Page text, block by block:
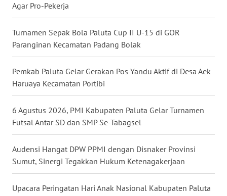
Agar Pro-Pekerja
Turnamen Sepak Bola Paluta Cup II U-15 di GOR
Paranginan Kecamatan Padang Bolak
Pemkab Paluta Gelar Gerakan Pos Yandu Aktif di Desa Aek
Haruaya Kecamatan Portibi
6 Agustus 2026, PMI Kabupaten Paluta Gelar Turnamen
Futsal Antar SD dan SMP Se-Tabagsel
Audensi Hangat DPW PPMI dengan Disnaker Provinsi
Sumut, Sinergi Tegakkan Hukum Ketenagakerjaan
Upacara Peringatan Hari Anak Nasional Kabupaten Paluta
SELATAN
WN
TANJUNG
LESUNG
WN
KARO
WN
SIMALUNGUN
WN
LABUHANBATU